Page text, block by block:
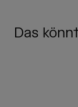
Das